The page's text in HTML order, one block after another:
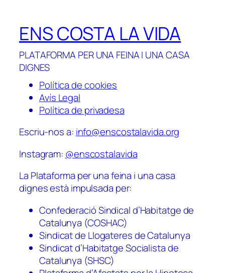
ENS COSTA LA VIDA
PLATAFORMA PER UNA FEINA I UNA CASA
DIGNES
Política de cookies
Avís Legal
Política de privadesa
Escriu-nos a: info@enscostalavida.org
Instagram: @enscostalavida
La Plataforma per una feina i una casa
dignes està impulsada per:
Confederació Sindical d’Habitatge de
Catalunya (COSHAC)
Sindicat de Llogateres de Catalunya
Sindicat d’Habitatge Socialista de
Catalunya (SHSC)